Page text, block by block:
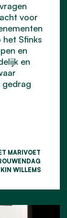
voor
het Sfinks
en
en
gedrag
MARIVOET
WILLEMS